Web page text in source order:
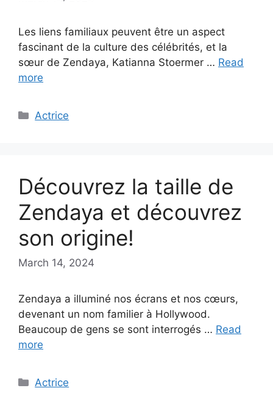
Les liens familiaux peuvent être un aspect
fascinant de la culture des célébrités, et la
sœur de Zendaya, Katianna Stoermer … Read
more
Categories
Actrice
Découvrez la taille de
Zendaya et découvrez
son origine!
March 14, 2024
Zendaya a illuminé nos écrans et nos cœurs,
devenant un nom familier à Hollywood.
Beaucoup de gens se sont interrogés … Read
more
Categories
Actrice